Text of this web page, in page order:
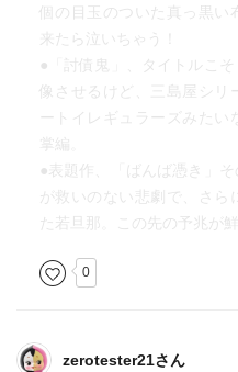
ばんば憑き：
本家の一人娘お志津の入り婿
個の目玉のついた真っ黒
来たら泣いちゃう！
●「討債鬼」、タイトルこ
像させるけど、三島屋シリ
ートイレギュラーズみたい
掌編。
●表題作、「ばんば憑き」
が救いのない悲劇で、さら
た若旦那。この先の予兆が
0
zerotester21さん